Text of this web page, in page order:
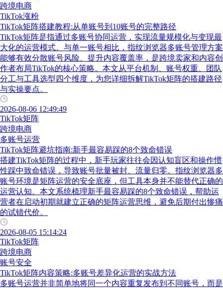
跨境电商
TikTok涨粉
TikTok矩阵搭建教程:从单账号到10账号的完整路径
TikTok矩阵是指通过多账号协同运营，实现流量规模化与变现最
大化的运营模式。与单一账号相比，指纹浏览器多账号管理方案
能够有效分散账号风险、提升内容覆盖率，是跨境卖家和内容创
作者布局TikTok的核心策略。本文从平台机制、账号权重、团队
分工与工具选型四个维度，为您详细拆解TikTok矩阵的搭建路径
与实操要点。
2026-08-06 12:49:49
TikTok矩阵
跨境电商
多账号运营
TikTok矩阵避坑指南:新手最容易踩的8个致命错误
搭建TikTok矩阵的过程中，新手玩家往往会因认知盲区和操作惯
性踩中致命错误，导致账号批量被封、流量归零。指纹浏览器多
账号环境是矩阵运营的安全底座，但工具本身并不能替代正确的
运营认知。本文系统梳理新手最容易踩的8个致命错误，帮助运
营者在启动初期就建立正确的矩阵运营思维，避免后期付出惨痛
的试错代价。
2026-08-05 15:14:24
TikTok矩阵
跨境电商
账号安全
TikTok矩阵内容策略:多账号差异化运营的实战方法
多账号运营并非简单地将同一个内容重复发布到不同账号，而是